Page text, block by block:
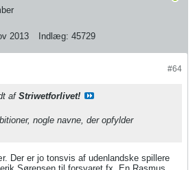
2013 Indlæg: 45729
#64
af Striwetforlivet!
nogle navne, der opfylder
Der er jo tonsvis af udenlandske spillere